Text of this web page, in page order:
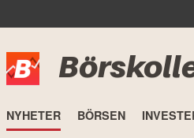
NYHETER BÖRSEN